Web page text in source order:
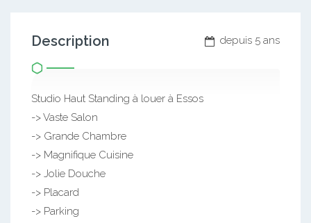
depuis 5 ans
Description
Studio Haut Standing à louer à Essos
-> Vaste Salon
-> Grande Chambre
-> Magnifique Cuisine
-> Jolie Douche
-> Placard
-> Parking